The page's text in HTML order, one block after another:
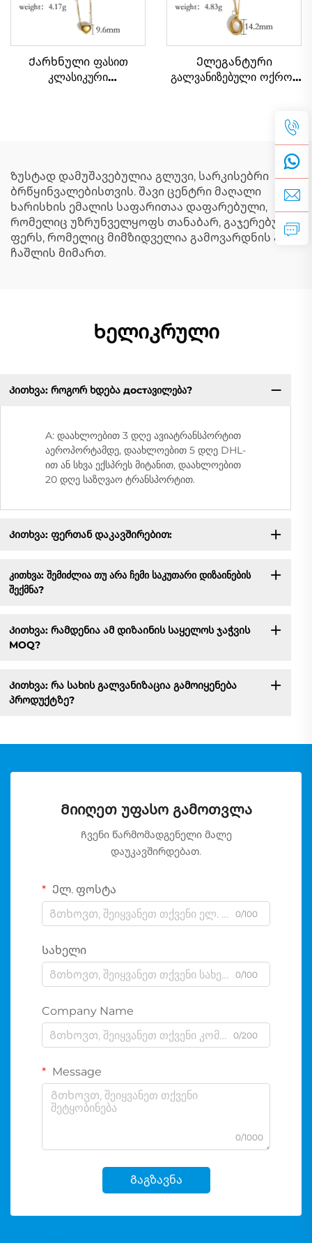
Ქარხნული ფასით
კლასიკური
Ელეგანტური
გალვანიზებული ოქროს
ჯაჭვით, დედის დღის
Ზუსტად დამუშავებულია გლუვი, სარკისებრი
ბრწყინვალებისთვის. შავი ცენტრი მაღალი
ხარისხის ემალის საფარითაა დაფარებული,
რომელიც უზრუნველყოფს თანაბარ, გაჯერებულ
ფერს, რომელიც მიმზიდველია გამოვარდნის ან
ჩაშლის მიმართ.
Ხელიკრული
Კითხვა: როგორ ხდება достავილება?
A: დაახლოებით 3 დღე ავიატრანსპორტით
აეროპორტამდე, დაახლოებით 5 დღე DHL-
ით ან სხვა ექსპრეს მიტანით, დაახლოებით
20 დღე საზღვაო ტრანსპორტით.
Კითხვა: ფერთან დაკავშირებით:
კითხვა: შემიძლია თუ არა ჩემი საკუთარი დიზაინების
შექმნა?
Კითხვა: რამდენია ამ დიზაინის საყელოს ჯაჭვის
MOQ?
Კითხვა: რა სახის გალვანიზაცია გამოიყენება
პროდუქტზე?
Მიიღეთ უფასო გამოთვლა
Ჩვენი წარმომადგენელი მალე
დაუკავშირდებათ.
Ელ. ფოსტა
0/100
Სახელი
0/100
Company Name
0/200
Message
0/1000
Გაგზავნა